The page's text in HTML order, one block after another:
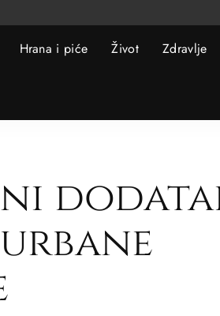
Hrana i piće Život Zdravlje